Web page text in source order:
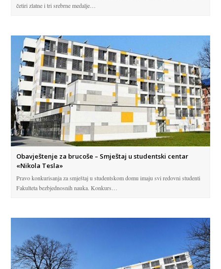
četiri zlatne i tri srebrne medalje…
Obavještenje za brucoše – Smještaj u studentski centar
«Nikola Tesla»
Pravo konkurisanja za smještaj u studentskom domu imaju svi redovni studenti
Fakulteta bezbjednosnih nauka. Konkurs…